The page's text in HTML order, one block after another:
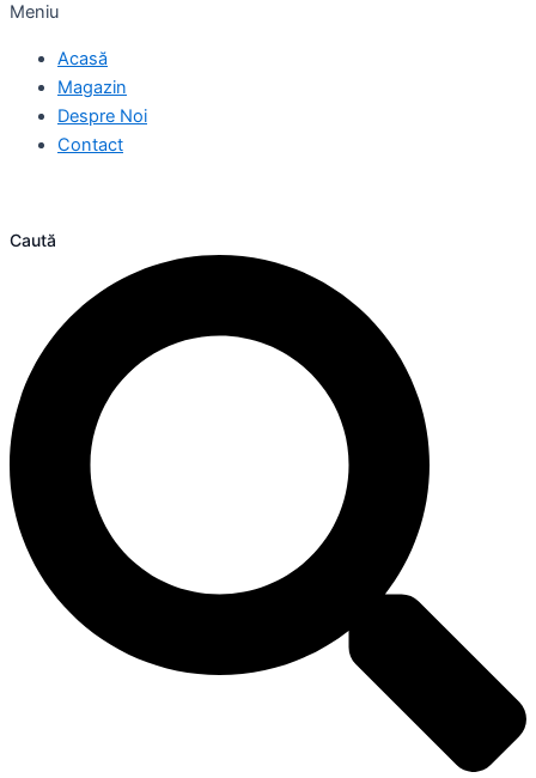
Meniu
Acasă
Magazin
Despre Noi
Contact
Caută